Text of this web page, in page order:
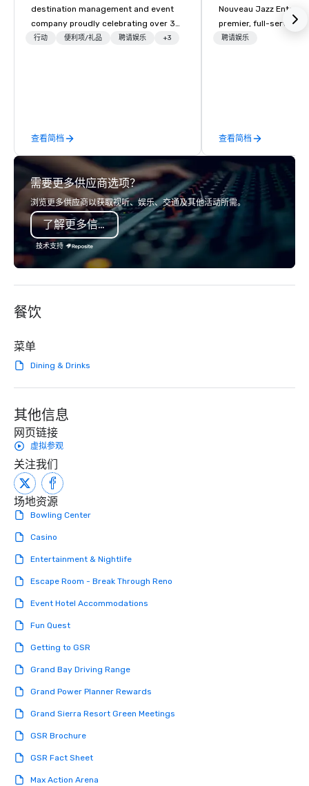
destination management and event
company proudly celebrating over 30
years in business. Renowned for its
across 15 destinations in three
countries. With local teams deeply
integrated into the communities they
serve, Terramar delivers remarkable
service and innovative solutions for
clients in the incentive, corporate, and
association sectors. Terramar's
services encompass transportation,
tours, team-building, gifting, event
staffing, program logistics, decor and
event design, entertainment,
speaker coordination, sustainability
行动 便利项/礼品 聘请娱乐 +3
查看简档
Nouveau Jazz
premier, full-service
entertainment
enthusiasm after every
makes our approach
"Recognition Factor."
audience hears a
Spears, Bruno Mars,
melody reimagined
connection. ► How We Elevate Your
Event: We don’t just
aesthetic excellence
聘请娱乐
查看简档
需要更多供应商选项？
浏览更多供应商以获取视听、娱乐、交通及其他活动所需。
了解更多信息
技术支持
餐饮
菜单
Dining & Drinks
其他信息
网页链接
虚拟参观
关注我们
场地资源
Bowling Center
Casino
Entertainment & Nightlife
Escape Room - Break Through Reno
Event Hotel Accommodations
Fun Quest
Getting to GSR
Grand Bay Driving Range
Grand Power Planner Rewards
Grand Sierra Resort Green Meetings
GSR Brochure
GSR Fact Sheet
Max Action Arena